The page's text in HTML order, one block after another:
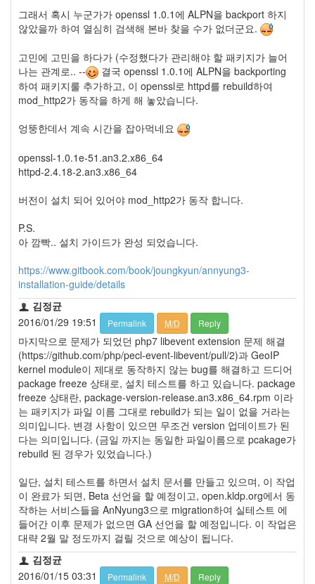
그래서 혹시 누군가가 openssl 1.0.1에 ALPN을 backport 하지
않았을까 하여 열심히 검색해 본바 찾을 수가 없더군요.
고민에 고민을 하다가 (수정했다가 관리해야 할 패키지가 늘어
나는 관계로.. --
결국 openssl 1.0.1에 ALPN을 backporting
하여 패키지룰 추가하고, 이 openssl로 httpd를 rebuild하여
mod_http2가 동작을 하게 해 놓았습니다.
엉뚱한데서 계속 시간을 잡아먹네요
openssl-1.0.1e-51.an3.2.x86_64
httpd-2.4.18-2.an3.x86_64
버전이 설치 되어 있어야 mod_http2가 동작 합니다.
P.S.
아 깜빡.. 설치 가이드가 완성 되었습니다.
https://www.gitbook.com/book/joungkyun/annyung3-
installation-guide/details
김정균
2016/01/29 19:51
Permalink M/D Reply
마지막으로 문제가 되었던 php7 libevent extension 문제 해결
(https://github.com/php/pecl-event-libevent/pull/2)과 GeoIP
kernel module이 제대로 동작하지 않는 bug를 해결하고 드디어
package freeze 상태로, 설치 테스트를 하고 있습니다. package
freeze 상태란, package-version-release.an3.x86_64.rpm 이라
는 패키지가 파일 이름 그대로 rebuild가 되는 일이 없을 거라는
의미입니다. 변경 사항이 있으면 무조건 version 업데이트가 된
다는 의미입니다. (금일 까지는 동일한 파일이름으로 pcakage가
rebuild 된 경우가 있었습니다.)
일단, 설치 테스트를 하면서 설치 문서를 만들고 있으며, 이 작업
이 완료가 되면, Beta 선언을 할 예정이고, open.kldp.org에서 동
작하는 서비스들을 AnNyung3으로 migration하여 실테스트 에
들어간 이후 문제가 없으면 GA 선언을 할 예정입니다. 이 작업은
대략 2월 말 정도까지 걸릴 것으로 예상이 됩니다.
김정균
2016/01/15 03:31
Permalink M/D Reply
3
Scuba
0
제
품
리
5
Recent
Posts
Daweikala
1.5V
Li-
3800...
김
균
Daweikala
AA
1.5V
Li-
ion
1280...
1
김
정
균
BASMAN
BLB-
AA1650